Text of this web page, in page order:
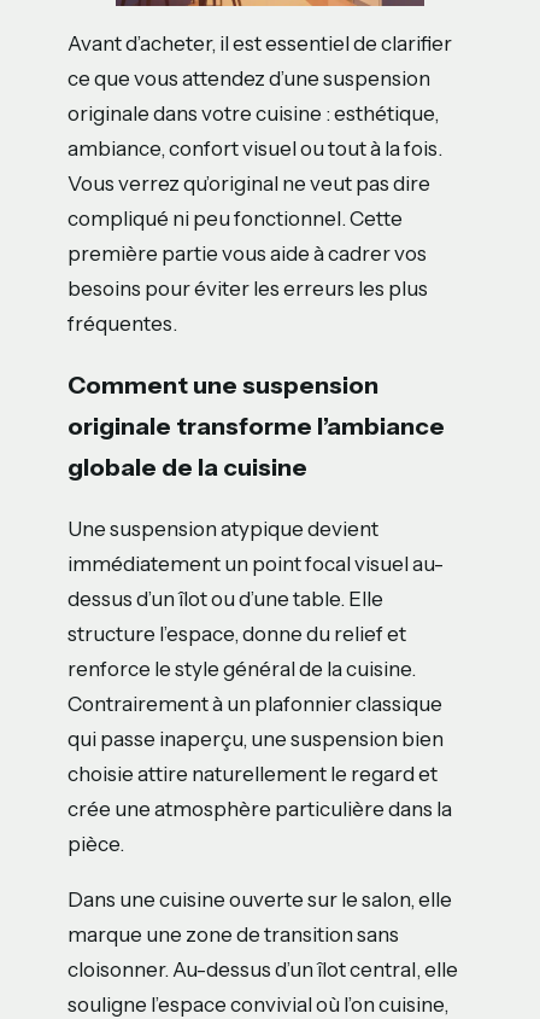
Avant d’acheter, il est essentiel de clarifier
ce que vous attendez d’une suspension
originale dans votre cuisine : esthétique,
ambiance, confort visuel ou tout à la fois.
Vous verrez qu’original ne veut pas dire
compliqué ni peu fonctionnel. Cette
première partie vous aide à cadrer vos
besoins pour éviter les erreurs les plus
fréquentes.
Comment une suspension
originale transforme l’ambiance
globale de la cuisine
Une suspension atypique devient
immédiatement un point focal visuel au-
dessus d’un îlot ou d’une table. Elle
structure l’espace, donne du relief et
renforce le style général de la cuisine.
Contrairement à un plafonnier classique
qui passe inaperçu, une suspension bien
choisie attire naturellement le regard et
crée une atmosphère particulière dans la
pièce.
Dans une cuisine ouverte sur le salon, elle
marque une zone de transition sans
cloisonner. Au-dessus d’un îlot central, elle
souligne l’espace convivial où l’on cuisine,